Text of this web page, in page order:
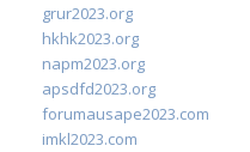
grur2023.org
hkhk2023.org
napm2023.org
apsdfd2023.org
forumausape2023.com
imkl2023.com